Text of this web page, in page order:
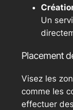
Un
Placement
Visez les
comme les
effectuer